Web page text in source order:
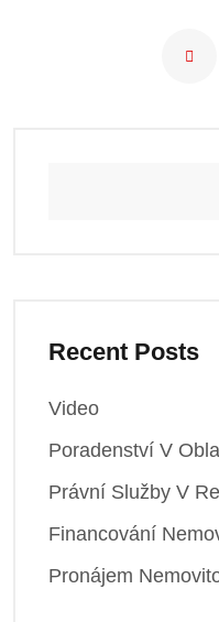
Recent Posts
Video
Poradenství V
Právní Služby V
Financování
Pronájem